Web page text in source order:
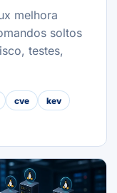
melhora
soltos
testes,
cve
kev